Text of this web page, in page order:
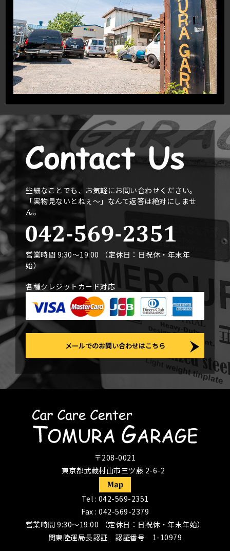
些細なことでも、お気軽にお問い合わせください。
「実物見ないとねぇ〜」なんて返答は絶対にしませ
ん。
営業時間 9:30〜19:00 （定休日：日祝休・年末年
始）
各種クレジットカード対応
メールでのお問い合わせはこちら
〒208-0021
東京都武蔵村山市三ツ藤 2-6-2
Tel : 042-569-2351
Fax : 042-569-2379
営業時間 9:30〜19:00 （定休日：日祝休・年末年始）
関東陸運局長認証 認証番号 1-10979